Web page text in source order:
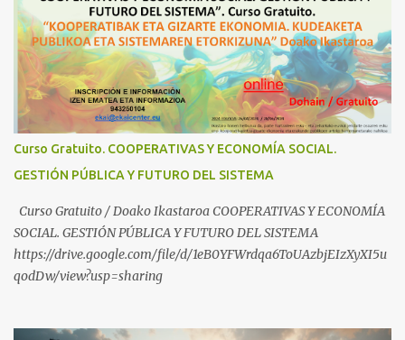
Industrial https://www.youtube.com/shorts/dGKjgqEvRHk
¿Conoces los nuevos canales de BABESTU? Si quieres hacer algo, o
compartir ideas, para proteger a los niños y adolescentes vascos
frente a abusos y manipulaciones: BABESTUren kanal berriak
ezagutzen dituzu? Euskal haurrak eta nerabeak abusu eta
manipulazioetatik babesteko zerbait egin nahi baduzu, edo ideiak
partekatu nahi badituzu: Telegram :
https://whatsapp.com/channel/0029VbBW56k0LKZJWzQyoE1T
SÍGUENOS EN YOUTUBE: https://www.youtube.com/@ekaicenter?
sub_confirmation=1
Curso Gratuito. COOPERATIVAS Y ECONOMÍA SOCIAL.
GESTIÓN PÚBLICA Y FUTURO DEL SISTEMA
Curso Gratuito / Doako Ikastaroa COOPERATIVAS Y ECONOMÍA
SOCIAL. GESTIÓN PÚBLICA Y FUTURO DEL SISTEMA
https://drive.google.com/file/d/1eB0YFWrdqa6ToUAzbjEIzXyXI5u
qodDw/view?usp=sharing